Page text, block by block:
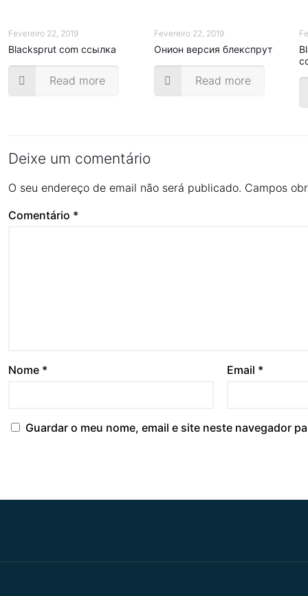
Fevereiro 22, 2019
Blacksprut com ссылка
Read more
Fevereiro 22, 2019
Онион версия блекспрут
Read more
Deixe um comentário
O seu endereço de email não será publicado. Campos
Comentário *
Nome * Email *
Guardar o meu nome, email e site neste navegador